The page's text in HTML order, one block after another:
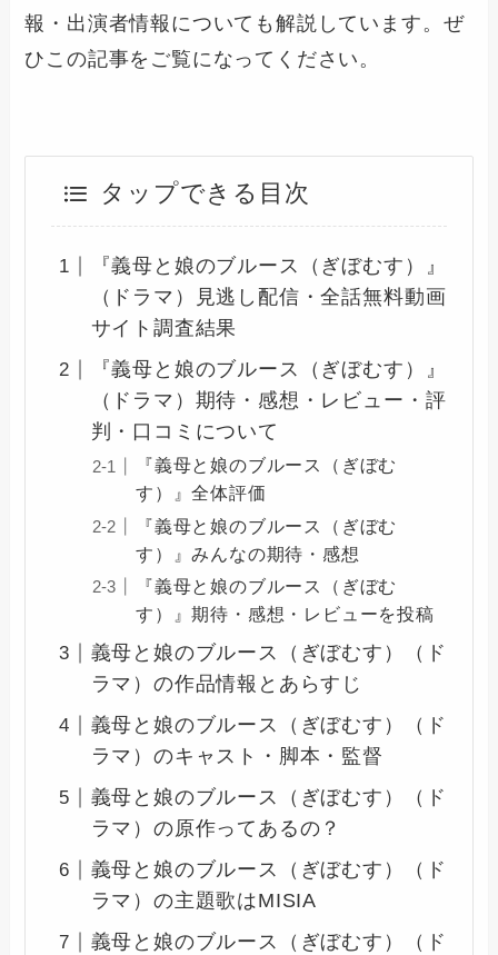
報・出演者情報についても解説しています。ぜ
ひこの記事をご覧になってください。
タップできる目次
『義母と娘のブルース（ぎぼむす）』
（ドラマ）見逃し配信・全話無料動画
サイト調査結果
『義母と娘のブルース（ぎぼむす）』
（ドラマ）期待・感想・レビュー・評
判・口コミについて
『義母と娘のブルース（ぎぼむ
す）』全体評価
『義母と娘のブルース（ぎぼむ
す）』みんなの期待・感想
『義母と娘のブルース（ぎぼむ
す）』期待・感想・レビューを投稿
義母と娘のブルース（ぎぼむす）（ド
ラマ）の作品情報とあらすじ
義母と娘のブルース（ぎぼむす）（ド
ラマ）のキャスト・脚本・監督
義母と娘のブルース（ぎぼむす）（ド
ラマ）の原作ってあるの？
義母と娘のブルース（ぎぼむす）（ド
ラマ）の主題歌はMISIA
義母と娘のブルース（ぎぼむす）（ド